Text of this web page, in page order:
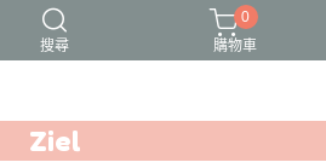
搜尋
0
購物車
Ziel